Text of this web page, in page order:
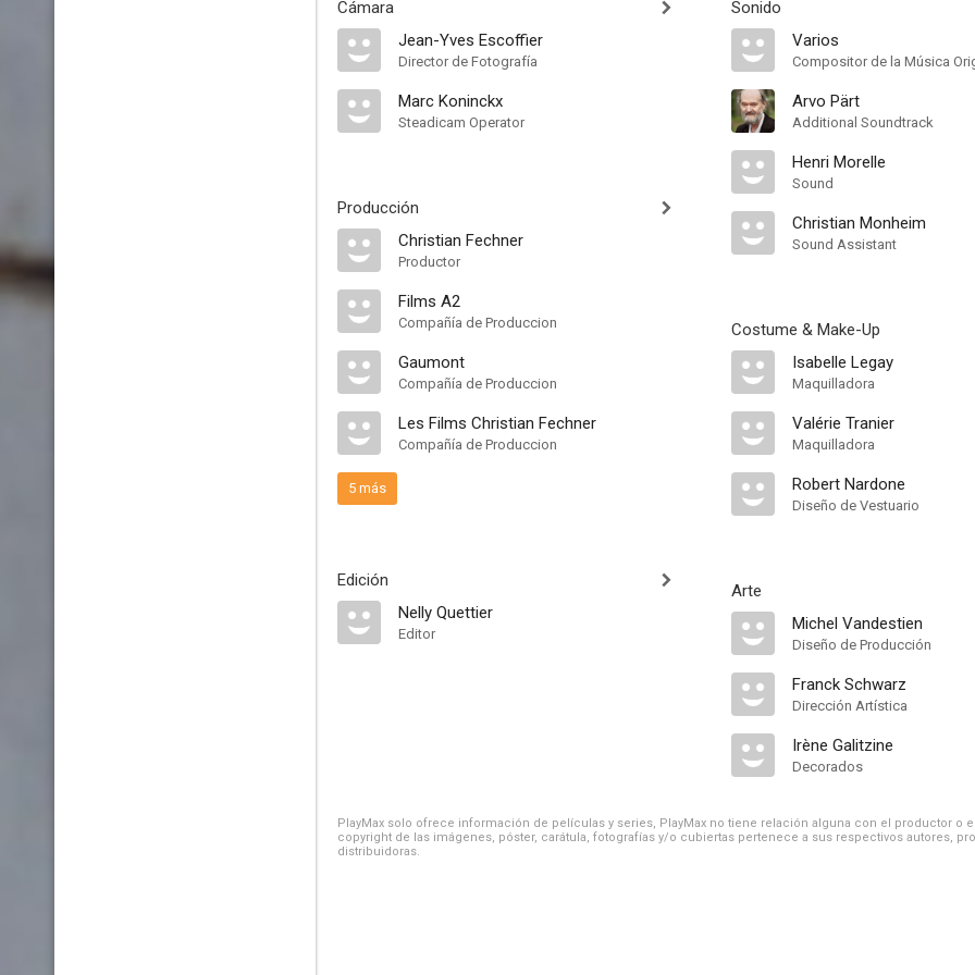
Cámara
Jean-Yves Escoffier
Director de Fotografía
Marc Koninckx
Steadicam Operator
Producción
Christian Fechner
Productor
Films A2
Compañía de Produccion
Gaumont
Compañía de Produccion
Les Films Christian Fechner
Compañía de Produccion
5 más
Edición
Nelly Quettier
Editor
Sonido
Varios
Compositor de la Música
Arvo Pärt
Additional Soundtrack
Henri Morelle
Sound
Christian Monheim
Sound Assistant
Costume & Make-Up
Isabelle Legay
Maquilladora
Valérie Tranier
Maquilladora
Robert Nardone
Diseño de Vestuario
Arte
Michel Vandestien
Diseño de Producción
Franck Schwarz
Dirección Artística
Irène Galitzine
Decorados
PlayMax solo ofrece información de películas y series, PlayMax no tiene relación alguna con el productor o
copyright de las imágenes, póster, carátula, fotografías y/o cubiertas pertenece a sus respectivos autores,
distribuidoras.